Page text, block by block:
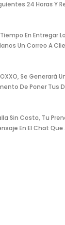
24 Horas Y
En Entregar
Un Correo A
Se Generará
De Poner Tus
Sin Costo, Tu
En El Chat